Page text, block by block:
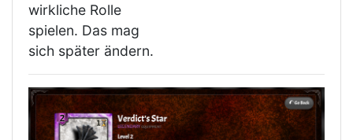
wirkliche Rolle
spielen. Das mag
sich später ändern.